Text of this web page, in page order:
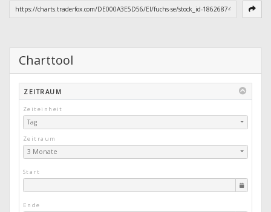
Charttool
ZEITRAUM
Zeiteinheit
Tag
Zeitraum
3 Monate
Start
Ende